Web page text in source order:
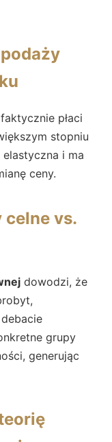
płaci
stopniu
i ma
ceny.
vs.
dowodzi, że
grupy
generując